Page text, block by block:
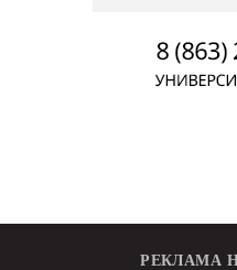
РЕКЛАМА